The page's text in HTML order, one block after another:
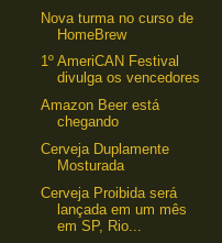
Nova turma no curso de
HomeBrew
1º AmeriCAN Festival
divulga os vencedores
Amazon Beer está
chegando
Cerveja Duplamente
Mosturada
Cerveja Proibida será
lançada em um mês
em SP, Rio...